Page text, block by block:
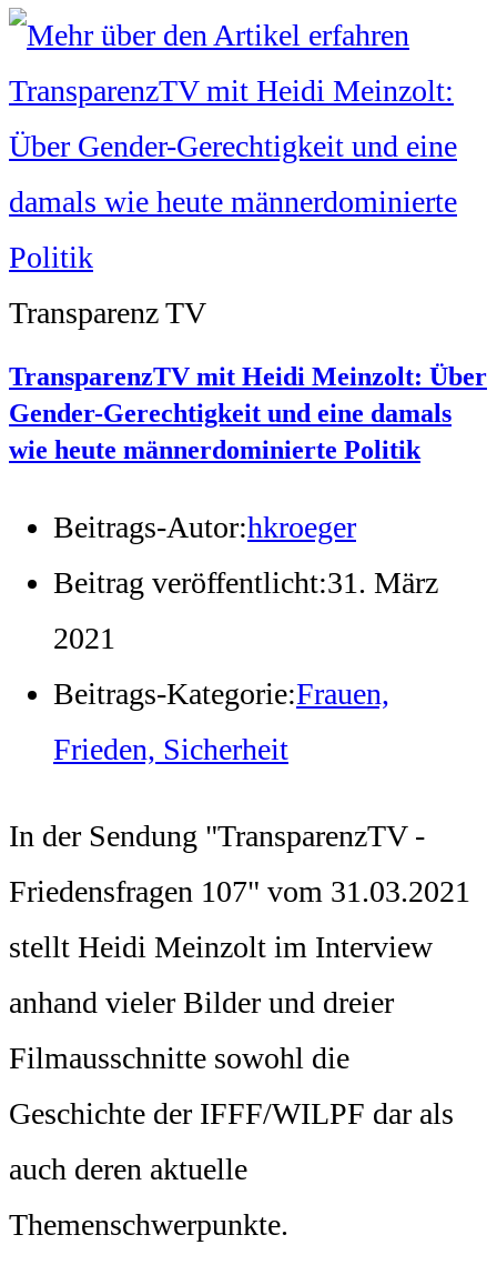
Transparenz TV
TransparenzTV mit Heidi Meinzolt: Über
Gender-Gerechtigkeit und eine damals
wie heute männerdominierte Politik
Beitrags-Autor:hkroeger
Beitrag veröffentlicht:31. März
2021
Beitrags-Kategorie:Frauen,
Frieden, Sicherheit
In der Sendung "TransparenzTV -
Friedensfragen 107" vom 31.03.2021
stellt Heidi Meinzolt im Interview
anhand vieler Bilder und dreier
Filmausschnitte sowohl die
Geschichte der IFFF/WILPF dar als
auch deren aktuelle
Themenschwerpunkte.